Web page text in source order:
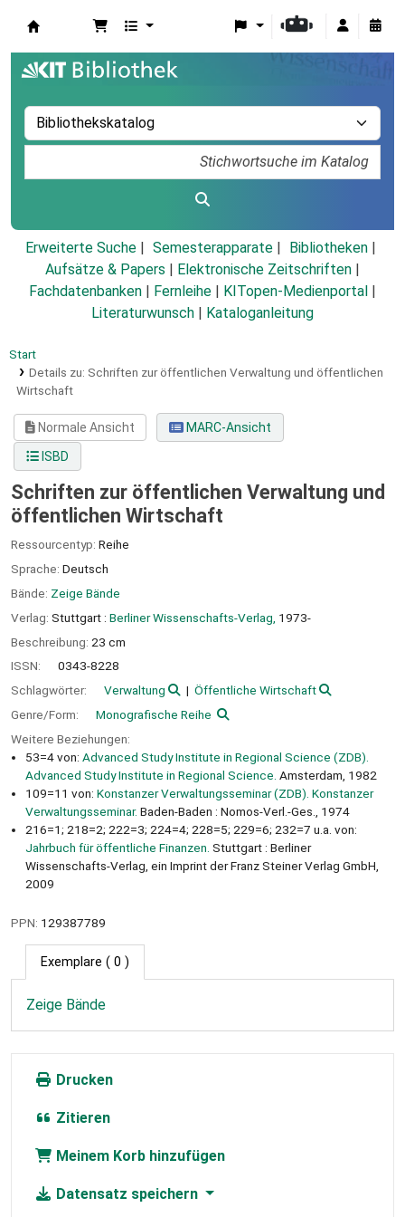
Erweiterte Suche Semesterapparate
Bibliotheken
Aufsätze & Papers
Elektronische Zeitschriften
Fachdatenbanken
Fernleihe KITopen-Medienportal
Literaturwunsch
Kataloganleitung
Start
Details zu: Schriften zur öffentlichen Verwaltung und öffentlichen
Wirtschaft
Normale Ansicht
MARC-Ansicht
ISBD
Schriften zur öffentlichen Verwaltung und
öffentlichen Wirtschaft
Ressourcentyp: Reihe
Sprache: Deutsch
Bände: Zeige Bände
Verlag: Stuttgart : Berliner Wissenschafts-Verlag, 1973-
Beschreibung: 23 cm
ISSN:
0343-8228
Schlagwörter:
Verwaltung
Öffentliche Wirtschaft
Genre/Form:
Monografische Reihe
Weitere Beziehungen:
53=4 von: Advanced Study Institute in Regional Science (ZDB).
Advanced Study Institute in Regional Science. Amsterdam, 1982
109=11 von: Konstanzer Verwaltungsseminar (ZDB). Konstanzer
Verwaltungsseminar. Baden-Baden : Nomos-Verl.-Ges., 1974
216=1; 218=2; 222=3; 224=4; 228=5; 229=6; 232=7 u.a. von:
Jahrbuch für öffentliche Finanzen. Stuttgart : Berliner
Wissenschafts-Verlag, ein Imprint der Franz Steiner Verlag GmbH,
2009
PPN: 129387789
Exemplare ( 0 )
Zeige Bände
Drucken
Zitieren
Meinem Korb hinzufügen
Datensatz speichern